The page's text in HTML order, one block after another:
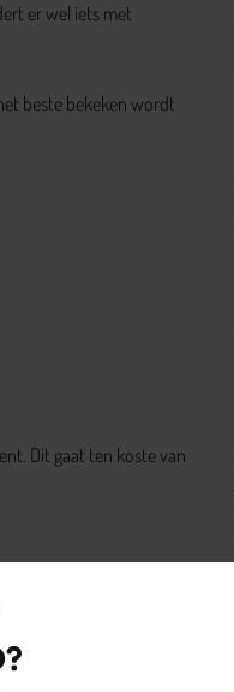
er wel iets met
beste bekeken wordt
Dit gaat ten koste van
van de PKR-